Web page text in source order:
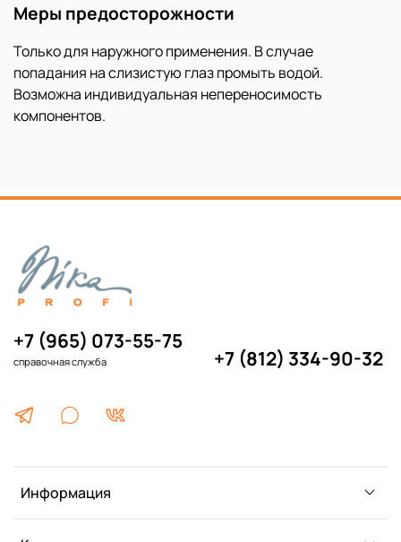
Меры предосторожности
Только для наружного применения. В случае
попадания на слизистую глаз промыть водой.
Возможна индивидуальная непереносимость
компонентов.
Информация
+7 (965) 073-55-75
справочная служба +7 (812) 334-90-32